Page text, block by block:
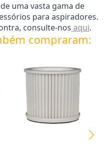
uma vasta gama de
para aspiradores.
consulte-nos aqui.
compraram: